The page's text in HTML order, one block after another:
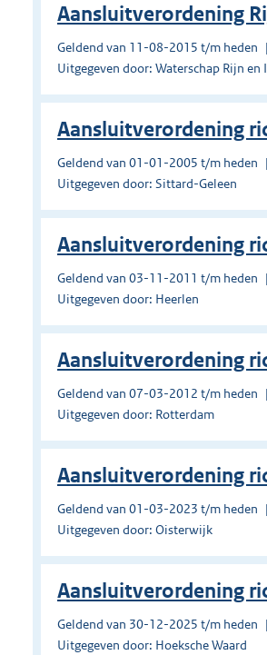
Aansluitverordening
Geldend van 11-08-2015 t/m heden
Uitgegeven door: Waterschap Rijn en
Aansluitverordening
Geldend van 01-01-2005 t/m heden
Uitgegeven door: Sittard-Geleen
Aansluitverordening
Geldend van 03-11-2011 t/m heden
Uitgegeven door: Heerlen
Aansluitverordening
Geldend van 07-03-2012 t/m heden
Uitgegeven door: Rotterdam
Aansluitverordening
Geldend van 01-03-2023 t/m heden
Uitgegeven door: Oisterwijk
Aansluitverordening
Geldend van 30-12-2025 t/m heden
Uitgegeven door: Hoeksche Waard